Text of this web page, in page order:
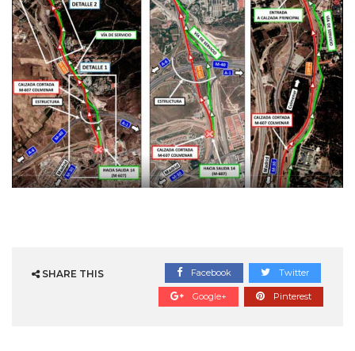
SHARE THIS Facebook Twitter
Google+ Pinterest